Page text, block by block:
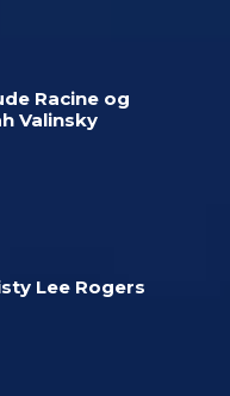
Racine og
Valinsky
Lee Rogers